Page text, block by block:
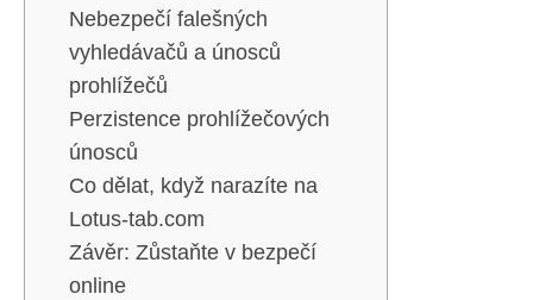
Nebezpečí falešných
vyhledávačů a únosců
prohlížečů
Perzistence prohlížečových
únosců
Co dělat, když narazíte na
Lotus-tab.com
Závěr: Zůstaňte v bezpečí
online